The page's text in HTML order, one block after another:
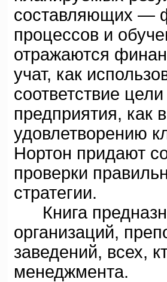
составляющих —
процессов и
отражаются
учат, как
соответствие
предприятия, как
удовлетворению
Нортон придают
проверки
стратегии.
Книга
организаций,
заведений, всех,
менеджмента.